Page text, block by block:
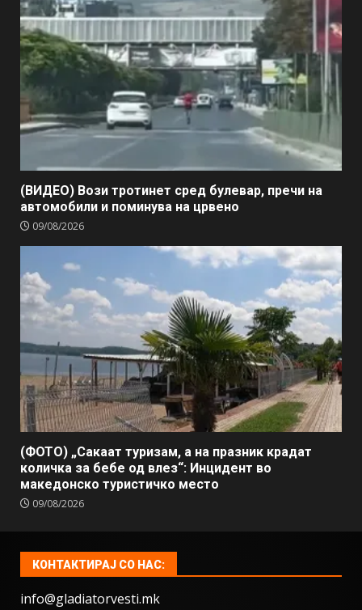
(ВИДЕО) Вози тротинет сред булевар, пречи на
автомобили и поминува на црвено
09/08/2026
(ФОТО) „Сакаат туризам, а на празник крадат
количка за бебе од влез“: Инцидент во
македонско туристичко место
09/08/2026
КОНТАКТИРАЈ СО НАС:
info@gladiatorvesti.mk